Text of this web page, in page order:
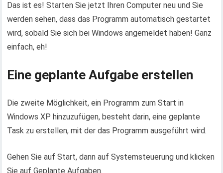
Das ist es! Starten Sie jetzt Ihren Computer neu und Sie
werden sehen, dass das Programm automatisch gestartet
wird, sobald Sie sich bei Windows angemeldet haben! Ganz
einfach, eh!
Eine geplante Aufgabe erstellen
Die zweite Möglichkeit, ein Programm zum Start in
Windows XP hinzuzufügen, besteht darin, eine geplante
Task zu erstellen, mit der das Programm ausgeführt wird.
Gehen Sie auf Start, dann auf Systemsteuerung und klicken
Sie auf Geplante Aufgaben.